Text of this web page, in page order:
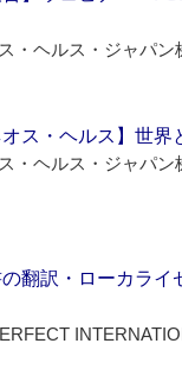
・ヘルス・ジャパン
オス・ヘルス】世
・ヘルス・ジャパン
翻訳・ローカライ